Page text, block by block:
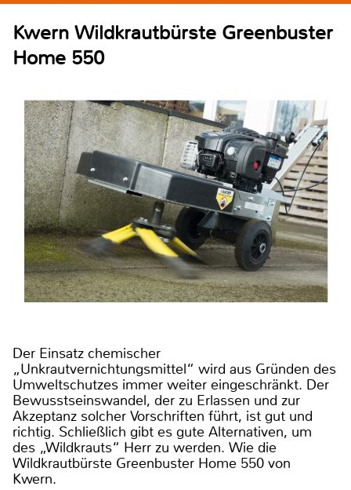
Kwern Wildkrautbürste Greenbuster
Home 550
Der Einsatz chemischer
„Unkrautvernichtungsmittel“ wird aus Gründen des
Umweltschutzes immer weiter eingeschränkt. Der
Bewusstseinswandel, der zu Erlassen und zur
Akzeptanz solcher Vorschriften führt, ist gut und
richtig. Schließlich gibt es gute Alternativen, um
des „Wildkrauts“ Herr zu werden. Wie die
Wildkrautbürste Greenbuster Home 550 von
Kwern.